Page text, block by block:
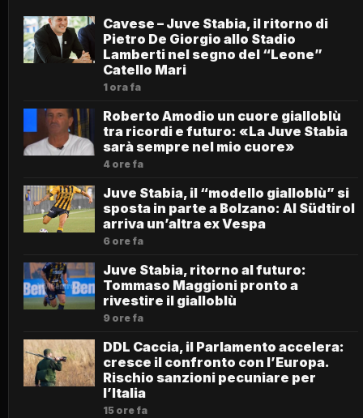
Cavese – Juve Stabia, il ritorno di
Pietro De Giorgio allo Stadio
Lamberti nel segno del “Leone”
Catello Mari
1 ora fa
Roberto Amodio un cuore gialloblù
tra ricordi e futuro: «La Juve Stabia
sarà sempre nel mio cuore»
4 ore fa
Juve Stabia, il “modello gialloblù” si
sposta in parte a Bolzano: Al Südtirol
arriva un’altra ex Vespa
6 ore fa
Juve Stabia, ritorno al futuro:
Tommaso Maggioni pronto a
rivestire il gialloblù
9 ore fa
DDL Caccia, il Parlamento accelera:
cresce il confronto con l’Europa.
Rischio sanzioni pecuniare per
l’Italia
15 ore fa